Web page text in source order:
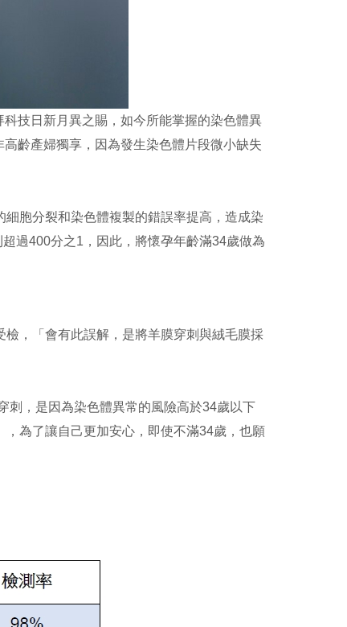
技日新月異之賜，如今所能掌握的染色體異
齡產婦獨享，因為發生染色體片段微小缺失
胞分裂和染色體複製的錯誤率提高，造成染
過400分之1，因此，將懷孕年齡滿34歲做為
，「會有此誤解，是將羊膜穿刺與絨毛膜採
刺，是因為染色體異常的風險高於34歲以下
為了讓自己更加安心，即使不滿34歲，也願